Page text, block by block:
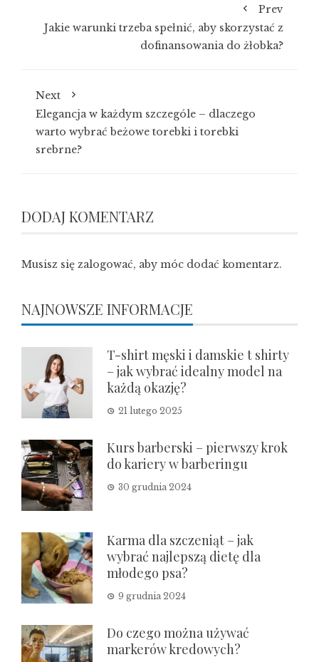
Prev
Jakie warunki trzeba spełnić, aby skorzystać z
dofinansowania do żłobka?
Next
Elegancja w każdym szczególe – dlaczego
warto wybrać beżowe torebki i torebki
srebrne?
DODAJ KOMENTARZ
Musisz się zalogować, aby móc dodać komentarz.
NAJNOWSZE INFORMACJE
T-shirt męski i damskie t shirty
– jak wybrać idealny model na
każdą okazję?
21 lutego 2025
Kurs barberski – pierwszy krok
do kariery w barberingu
30 grudnia 2024
Karma dla szczeniąt – jak
wybrać najlepszą dietę dla
młodego psa?
9 grudnia 2024
Do czego można używać
markerów kredowych?